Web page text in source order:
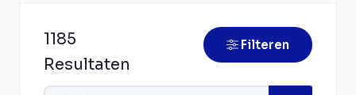
1185
Resultaten
Filteren